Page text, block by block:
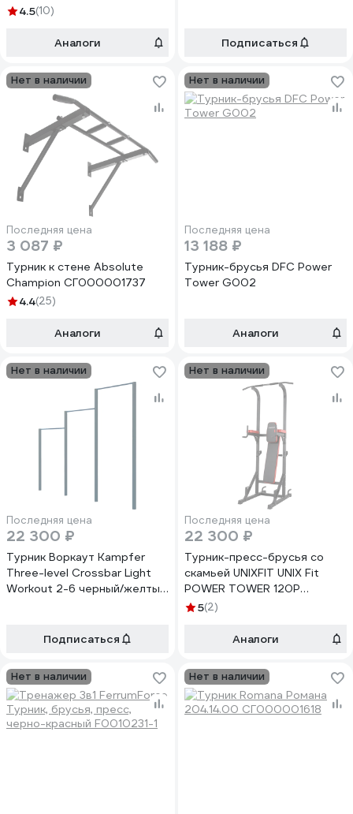
черными ручками АЧ 7763
4.5(10)
Аналоги Подписаться
Нет в наличии
Последняя цена
3 087 ₽
Турник к стене Absolute
Champion СГ000001737
4.4(25)
Аналоги
Нет в наличии
Последняя цена
13 188 ₽
Турник-брусья DFC Power
Tower G002
Аналоги
Нет в наличии
Последняя цена
22 300 ₽
Турник Воркаут Kampfer
Three-level Crossbar Light
Workout 2-6 черный/желтый
Подписаться
Нет в наличии
Последняя цена
22 300 ₽
Турник-пресс-брусья со
скамьей UNIXFIT UNIX Fit
POWER TOWER 120P
BSPT120P
5(2)
Аналоги
Нет в наличии Нет в наличии